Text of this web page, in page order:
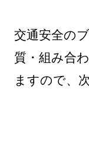
交通安全の
質・組み合
ますので、